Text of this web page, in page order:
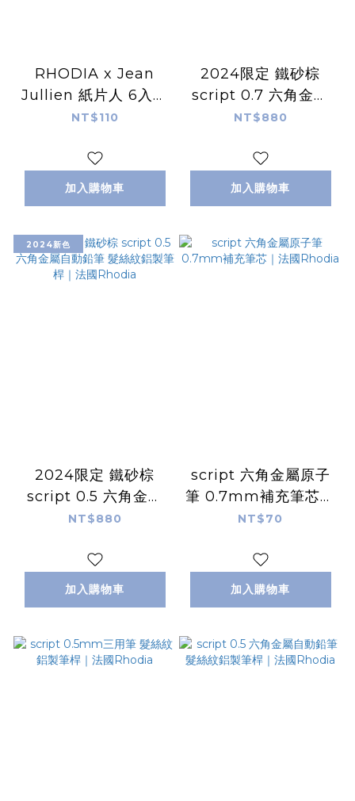
RHODIA x Jean
Jullien 紙片人 6入貼
紙組｜法國 Rhodia
NT$110
加入購物車
2024限定 鐵砂棕
script 0.7 六角金屬
原子筆 髮絲紋鋁製筆
NT$880
加入購物車
2024新色
2024限定 鐵砂棕
script 0.5 六角金屬
自動鉛筆 髮絲紋鋁製
NT$880
加入購物車
script 六角金屬原子
筆 0.7mm補充筆芯｜
法國Rhodia
NT$70
加入購物車